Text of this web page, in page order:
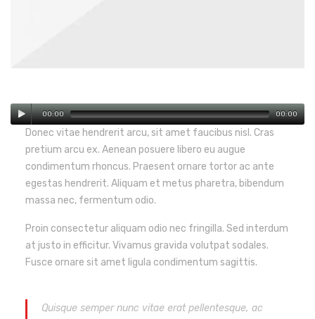
00:00 00:00
Donec vitae hendrerit arcu, sit amet faucibus nisl. Cras
pretium arcu ex. Aenean posuere libero eu augue
condimentum rhoncus. Praesent ornare tortor ac ante
egestas hendrerit. Aliquam et metus pharetra, bibendum
massa nec, fermentum odio.
Proin consectetur aliquam odio nec fringilla. Sed interdum
at justo in efficitur. Vivamus gravida volutpat sodales.
Fusce ornare sit amet ligula condimentum sagittis.
Quisque semper nunc vitae erat pellentesque, ac